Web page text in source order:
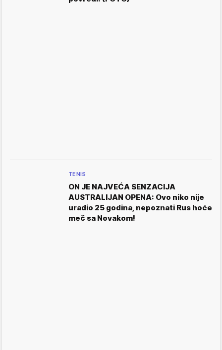
TENIS
ON JE NAJVEĆA SENZACIJA
AUSTRALIJAN OPENA: Ovo niko nije
uradio 25 godina, nepoznati Rus hoće
meč sa Novakom!